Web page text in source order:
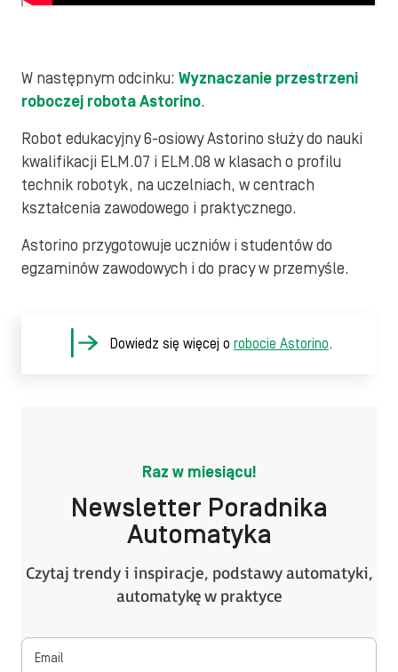
W następnym odcinku: Wyznaczanie przestrzeni
roboczej robota Astorino.
Robot edukacyjny 6-osiowy Astorino służy do nauki
kwalifikacji ELM.07 i ELM.08 w klasach o profilu
technik robotyk, na uczelniach, w centrach
kształcenia zawodowego i praktycznego.
Astorino przygotowuje uczniów i studentów do
egzaminów zawodowych i do pracy w przemyśle.
Dowiedz się więcej o robocie Astorino.
Raz w miesiącu!
Newsletter Poradnika
Automatyka
Czytaj trendy i inspiracje, podstawy automatyki,
automatykę w praktyce